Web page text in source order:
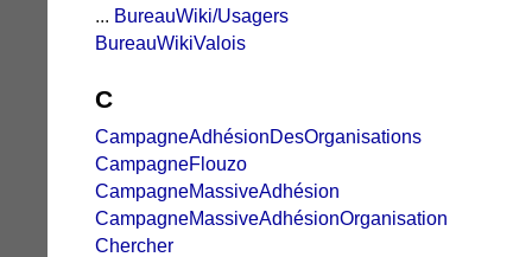
... BureauWiki/Usagers
BureauWikiValois
C
CampagneAdhésionDesOrganisations
CampagneFlouzo
CampagneMassiveAdhésion
CampagneMassiveAdhésionOrganisation
Chercher